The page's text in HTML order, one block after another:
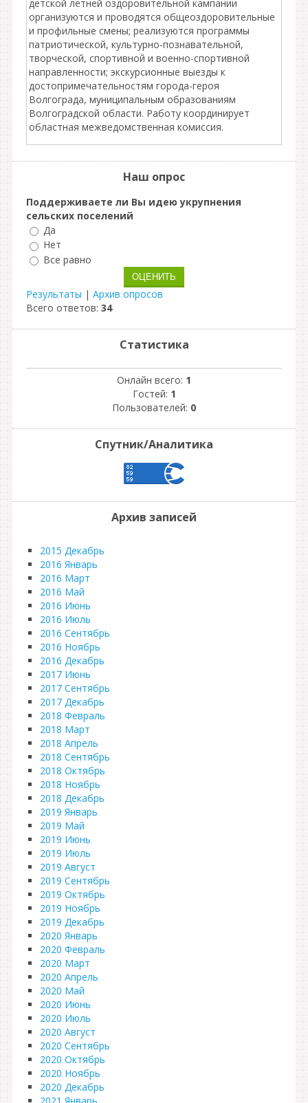
детской летней оздоровительной кампании
организуются и проводятся общеоздоровительные
и профильные смены; реализуются программы
патриотической, культурно-познавательной,
творческой, спортивной и военно-спортивной
направленности; экскурсионные выезды к
достопримечательностям города-героя
Волгограда, муниципальным образованиям
Волгоградской области. Работу координирует
областная межведомственная комиссия.
Наш опрос
Поддерживаете ли Вы идею укрупнения
сельских поселений
Да
Нет
Все равно
Результаты | Архив опросов
Всего ответов: 34
Статистика
Онлайн всего: 1
Гостей: 1
Пользователей: 0
Спутник/Аналитика
Архив записей
2015 Декабрь
2016 Январь
2016 Март
2016 Май
2016 Июнь
2016 Июль
2016 Сентябрь
2016 Ноябрь
2016 Декабрь
2017 Июнь
2017 Сентябрь
2017 Декабрь
2018 Февраль
2018 Март
2018 Апрель
2018 Сентябрь
2018 Октябрь
2018 Ноябрь
2018 Декабрь
2019 Январь
2019 Май
2019 Июнь
2019 Июль
2019 Август
2019 Сентябрь
2019 Октябрь
2019 Ноябрь
2019 Декабрь
2020 Январь
2020 Февраль
2020 Март
2020 Апрель
2020 Май
2020 Июнь
2020 Июль
2020 Август
2020 Сентябрь
2020 Октябрь
2020 Ноябрь
2020 Декабрь